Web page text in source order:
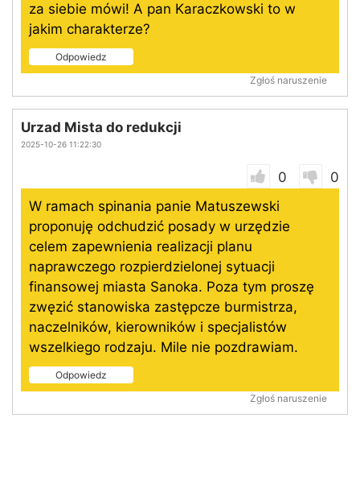
za siebie mówi! A pan Karaczkowski to w
jakim charakterze?
Odpowiedz
Zgłoś naruszenie
Urzad Mista do redukcji
2025-10-26 11:22:30
0
0
W ramach spinania panie Matuszewski
proponuję odchudzić posady w urzędzie
celem zapewnienia realizacji planu
naprawczego rozpierdzielonej sytuacji
finansowej miasta Sanoka. Poza tym proszę
zwęzić stanowiska zastępcze burmistrza,
naczelników, kierowników i specjalistów
wszelkiego rodzaju. Mile nie pozdrawiam.
Odpowiedz
Zgłoś naruszenie